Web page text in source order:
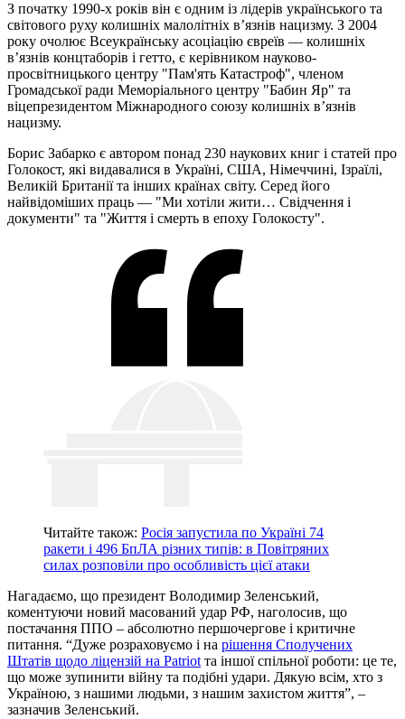
З початку 1990-х років він є одним із лідерів українського та
світового руху колишніх малолітніх в’язнів нацизму. З 2004
року очолює Всеукраїнську асоціацію євреїв — колишніх
в’язнів концтаборів і гетто, є керівником науково-
просвітницького центру "Пам'ять Катастроф", членом
Громадської ради Меморіального центру "Бабин Яр" та
віцепрезидентом Міжнародного союзу колишніх в’язнів
нацизму.
Борис Забарко є автором понад 230 наукових книг і статей про
Голокост, які видавалися в Україні, США, Німеччині, Ізраїлі,
Великій Британії та інших країнах світу. Серед його
найвідоміших праць — "Ми хотіли жити… Свідчення і
документи" та "Життя і смерть в епоху Голокосту".
Читайте також: Росія запустила по Україні 74
ракети і 496 БпЛА різних типів: в Повітряних
силах розповіли про особливість цієї атаки
Нагадаємо, що президент Володимир Зеленський,
коментуючи новий масований удар РФ, наголосив, що
постачання ППО – абсолютно першочергове і критичне
питання. “Дуже розраховуємо і на рішення Сполучених
Штатів щодо ліцензій на Patriot та іншої спільної роботи: це те,
що може зупинити війну та подібні удари. Дякую всім, хто з
Україною, з нашими людьми, з нашим захистом життя”, –
зазначив Зеленський.